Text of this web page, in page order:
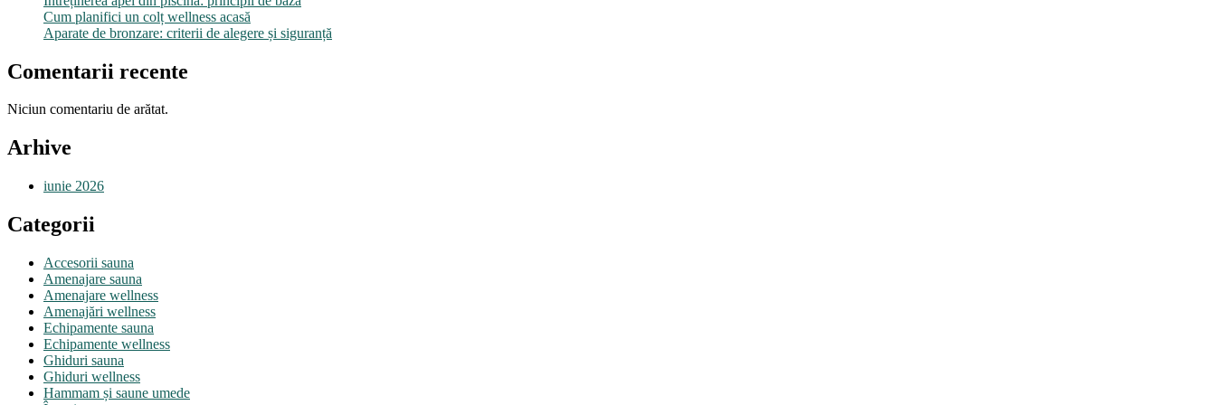
Cum planifici un colț wellness acasă
Aparate de bronzare: criterii de alegere și siguranță
Comentarii recente
Niciun comentariu de arătat.
Arhive
iunie 2026
Categorii
Accesorii sauna
Amenajare sauna
Amenajare wellness
Amenajări wellness
Echipamente sauna
Echipamente wellness
Ghiduri sauna
Ghiduri wellness
Hammam și saune umede